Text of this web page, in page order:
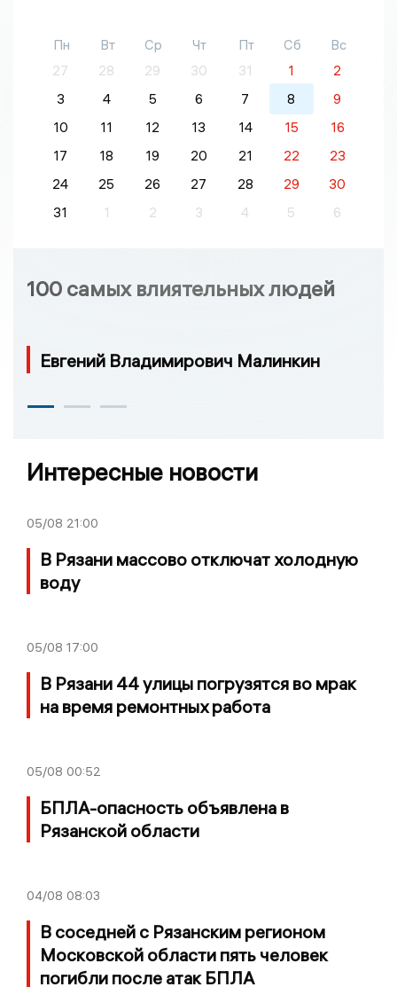
Пн Вт Ср Чт Пт Сб
Вс
27
28 29 30 31 1
2
3
4 5 6 7 8
9
10
11 12 13 14 15
16
17
18 19 20 21 22
23
24
25 26 27 28 29
30
31
1 2 3 4 5 6
100 самых влиятельных людей
Евгений Владимирович Малинкин
Интересные новости
05/08 21:00
В Рязани массово отключат холодную
воду
05/08 17:00
В Рязани 44 улицы погрузятся во мрак
на время ремонтных работа
05/08 00:52
БПЛА-опасность объявлена в
Рязанской области
04/08 08:03
В соседней с Рязанским регионом
Московской области пять человек
погибли после атак БПЛА